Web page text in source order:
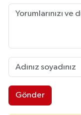
Gönder